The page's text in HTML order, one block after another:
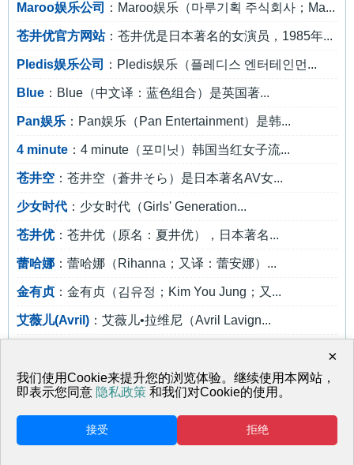
Maroo娱乐公司 ：Maroo娱乐（마루기획 주식회사；Ma...
苍井优官方网站：苍井优是日本著名的女演员，1985年...
Pledis娱乐公司 ：Pledis娱乐（플레디스 엔터테인먼...
Blue ：Blue（中文译：蓝色组合）是英国著...
Pan娱乐 ：Pan娱乐（Pan Entertainment）是韩...
4 minute ：4 minute（포미닛）韩国当红女子流...
苍井空 ：苍井空（蒼井そら）是日本著名AV女...
少女时代 ：少女时代（Girls' Generation...
苍井优：苍井优（原名：夏井优），日本著名...
蕾哈娜 ：蕾哈娜（Rihanna；又译：蕾安娜）...
金有贞 ：金有贞（김유정；Kim You Jung；又...
艾薇儿(Avril) ：艾薇儿•拉维尼（Avril Lavign...
布鲁斯：布鲁斯•威利斯（Bruce Willis...
返回首页 网站地图
×
我们使用Cookie来提升您的浏览体验。继续使用本网站，
即表示您同意 隐私政策 和我们对Cookie的使用。
接受 拒绝